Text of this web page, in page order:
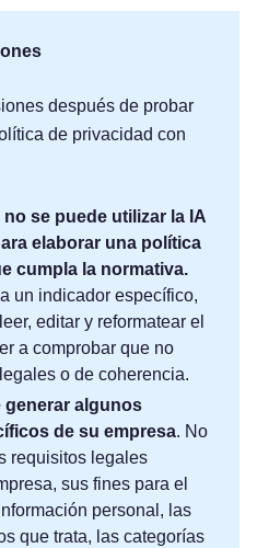
después de probar
de privacidad con
no se puede utilizar la IA
elaborar una política
cumpla la normativa.
un indicador específico,
editar y reformatear el
a comprobar que no
o de coherencia.
generar algunos
de su empresa. No
requisitos legales
sus fines para el
personal, las
que trata, las categorías